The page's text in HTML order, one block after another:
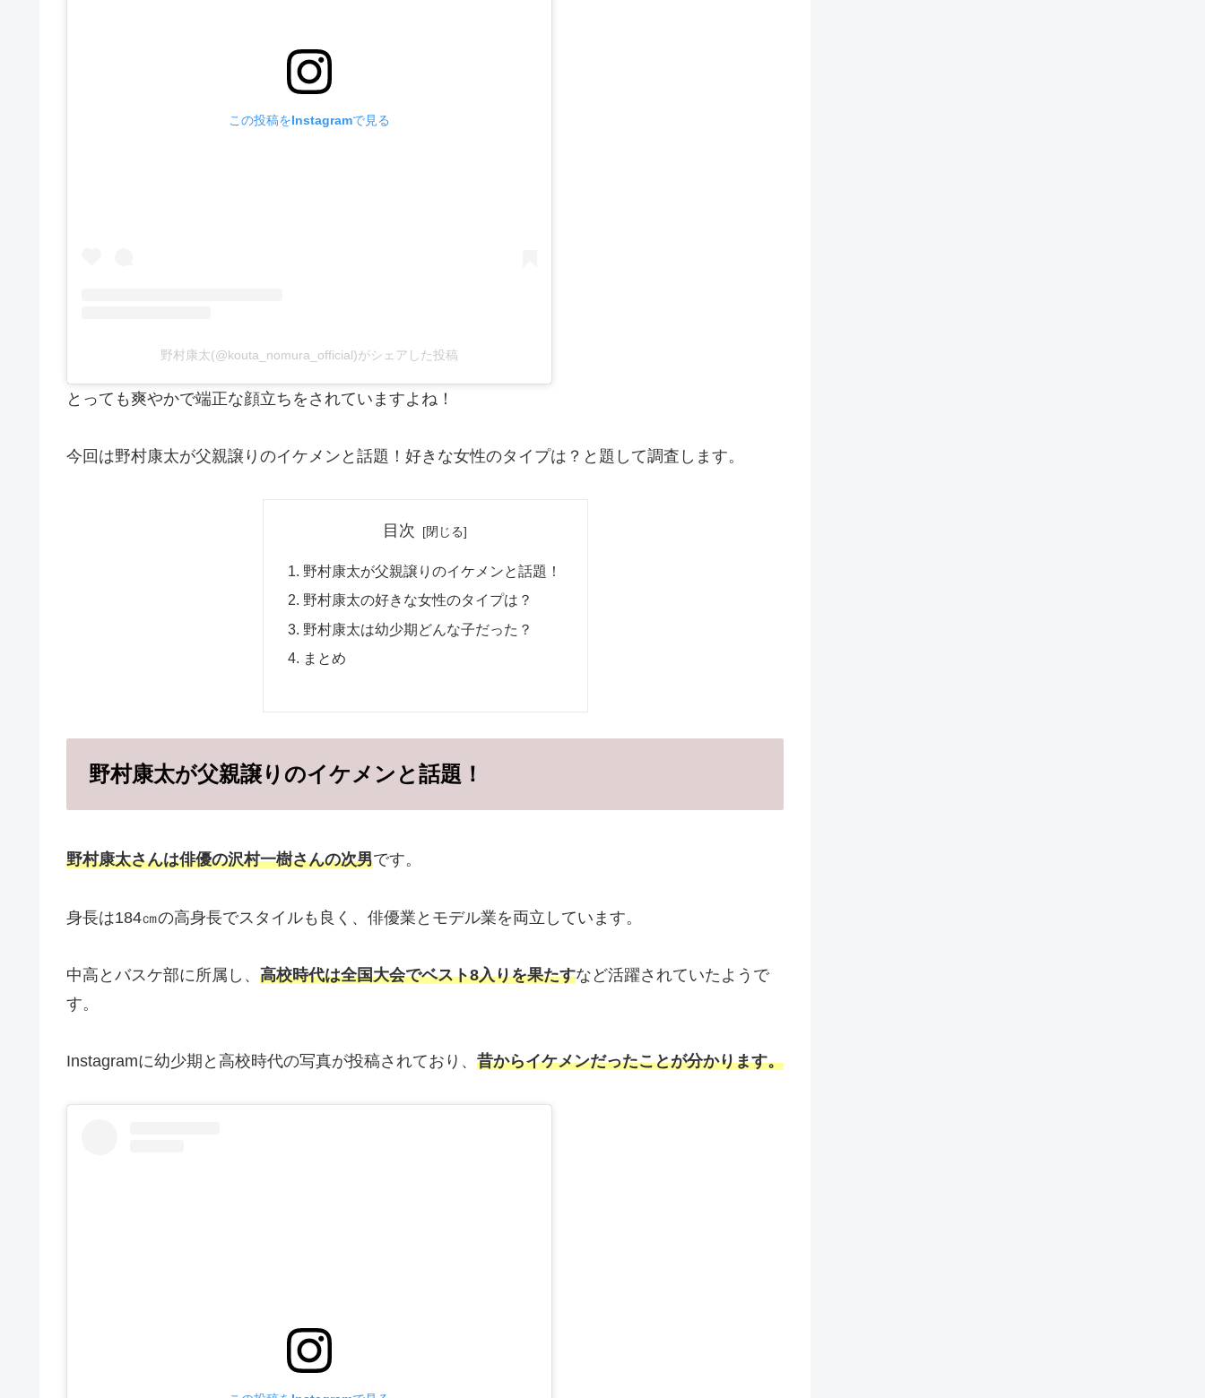
この投稿をInstagramで見る
野村康太(@kouta_nomura_official)がシェアした投稿
とっても爽やかで端正な顔立ちをされていますよね！
今回は野村康太が父親譲りのイケメンと話題！好きな女性のタイプは？と題して調査します。
目次
野村康太が父親譲りのイケメンと話題！
野村康太の好きな女性のタイプは？
野村康太は幼少期どんな子だった？
まとめ
野村康太が父親譲りのイケメンと話題！
野村康太さんは俳優の沢村一樹さんの次男です。
身長は184㎝の高身長でスタイルも良く、俳優業とモデル業を両立しています。
中高とバスケ部に所属し、 高校時代は全国大会でベスト8入りを果たすなど活躍されていたようで
す。
Instagramに幼少期と高校時代の写真が投稿されており、 昔からイケメンだったことが分かります。